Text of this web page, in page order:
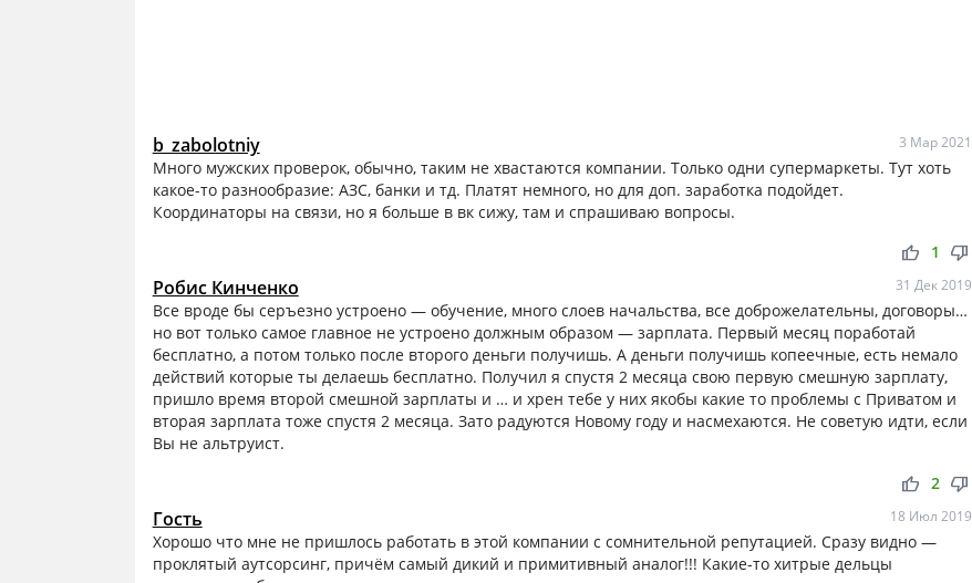
b_zabolotniy 3 Мар 2021
Много мужских проверок, обычно, таким не хвастаются компании. Только одни супермаркеты. Тут хоть
какое-то разнообразие: АЗС, банки и тд. Платят немного, но для доп. заработка подойдет.
Координаторы на связи, но я больше в вк сижу, там и спрашиваю вопросы.
thumb_up thumb_down
1
Робис Кинченко 31 Дек 2019
Все вроде бы серъезно устроено — обучение, много слоев начальства, все доброжелательны, договоры…
но вот только самое главное не устроено должным образом — зарплата. Первый месяц поработай
бесплатно, а потом только после второго деньги получишь. А деньги получишь копеечные, есть немало
действий которые ты делаешь бесплатно. Получил я спустя 2 месяца свою первую смешную зарплату,
пришло время второй смешной зарплаты и … и хрен тебе у них якобы какие то проблемы с Приватом и
вторая зарплата тоже спустя 2 месяца. Зато радуются Новому году и насмехаются. Не советую идти, если
Вы не альтруист.
thumb_up thumb_down
2
Гость 18 Июл 2019
Хорошо что мне не пришлось работать в этой компании с сомнительной репутацией. Сразу видно —
проклятый аутсорсинг, причëм самый дикий и примитивный аналог!!! Какие-то хитрые дельцы